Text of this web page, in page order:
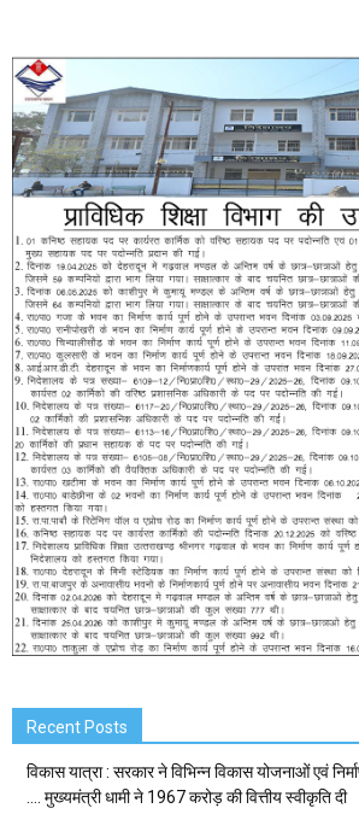
Recent Posts
विकास यात्रा : सरकार ने विभिन्न विकास योजनाओं एवं
…. मुख्यमंत्री धामी ने ₹1967 करोड़ की वित्तीय स्वीकृति दी